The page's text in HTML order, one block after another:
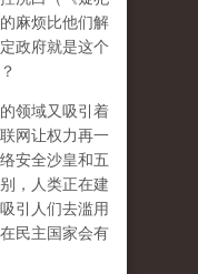
麻烦比他们解
政府就是这个
领域又吸引着
网让权力再一
安全沙皇和五
，人类正在建
引人们去滥用
民主国家会有